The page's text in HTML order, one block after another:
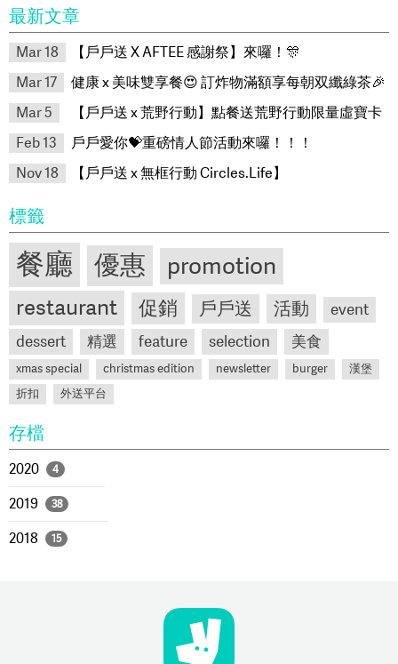
最新文章
Mar 18
【戶戶送 X AFTEE 感謝祭】來囉！🎊
Mar 17
健康 x 美味雙享餐😍 訂炸物滿額享每朝双纖綠茶🎉
Mar 5
【戶戶送 x 荒野行動】點餐送荒野行動限量虛寶卡
Feb 13
戶戶愛你💝重磅情人節活動來囉！！！
Nov 18
【戶戶送 x 無框行動 Circles.Life】
標籤
餐廳 優惠 promotion
restaurant 促銷 戶戶送 活動
event
dessert
精選 feature selection 美食
xmas special christmas edition newsletter burger
漢堡
折扣
外送平台
存檔
2020 4
2019 38
2018 15